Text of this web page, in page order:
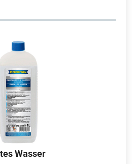
Wasser